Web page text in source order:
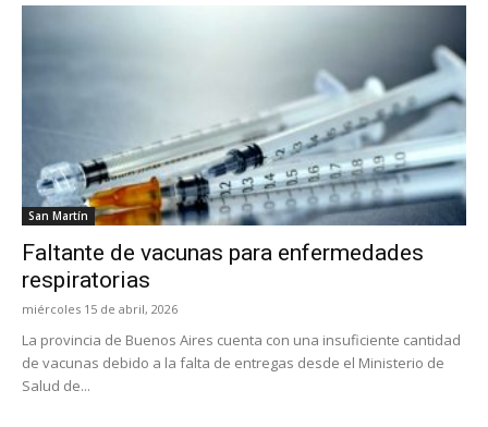
San Martín
Faltante de vacunas para enfermedades
respiratorias
miércoles 15 de abril, 2026
La provincia de Buenos Aires cuenta con una insuficiente cantidad
de vacunas debido a la falta de entregas desde el Ministerio de
Salud de...